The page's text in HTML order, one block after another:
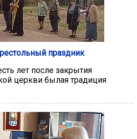
праздник
лет после закрытия
церкви былая традиция